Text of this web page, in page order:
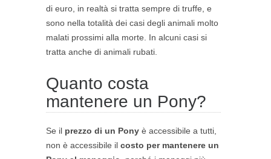
di euro, in realtà si tratta sempre di truffe, e
sono nella totalità dei casi degli animali molto
malati prossimi alla morte. In alcuni casi si
tratta anche di animali rubati.
Quanto costa
mantenere un Pony?
Se il prezzo di un Pony è accessibile a tutti,
non è accessibile il costo per mantenere un